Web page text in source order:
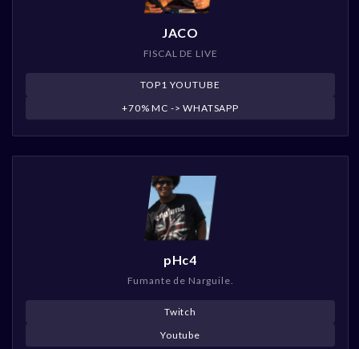
JACO
FISCAL DE LIVE
TOP1 YOUTUBE
+70% MC -> WHATSAPP
pHc4
Fumante de Narguile.
Twitch
Youtube